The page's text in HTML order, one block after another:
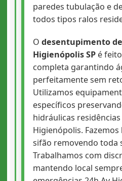
paredes tubulação e
todos tipos ralos
O desentupimento
Higienópolis SPé
completa garantindo
perfeitamente sem
Utilizamos
específicos
hidráulicas
Higienópolis.
sifão removendo toda
Trabalhamos com
mantendo local